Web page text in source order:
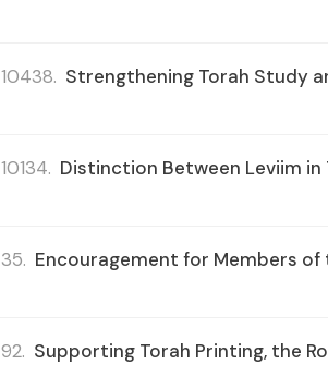
10438. Strengthening Torah Study
10134. Distinction Between Leviim
35. Encouragement for Members
92. Supporting Torah Printing, the